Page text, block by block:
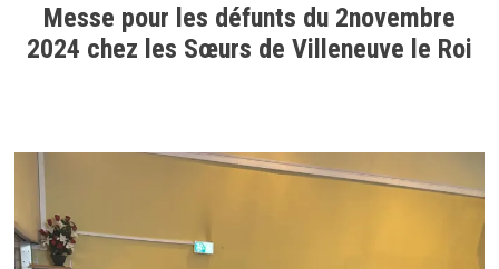
Messe pour les défunts du 2novembre
2024 chez les Sœurs de Villeneuve le Roi